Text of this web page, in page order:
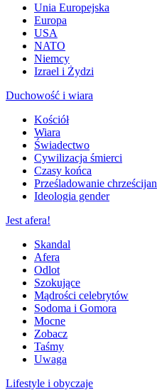
Unia Europejska
Europa
USA
NATO
Niemcy
Izrael i Żydzi
Duchowość i wiara
Kościół
Wiara
Świadectwo
Cywilizacja śmierci
Czasy końca
Prześladowanie chrześcijan
Ideologia gender
Jest afera!
Skandal
Afera
Odlot
Szokujące
Mądrości celebrytów
Sodoma i Gomora
Mocne
Zobacz
Taśmy
Uwaga
Lifestyle i obyczaje